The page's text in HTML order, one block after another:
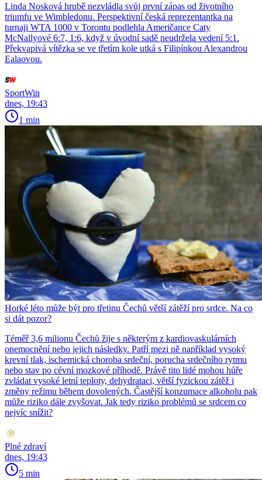
Linda Nosková hrubě nezvládla svůj první zápas od životního
triumfu ve Wimbledonu. Perspektivní česká reprezentantka na
turnaji WTA 1000 v Torontu podlehla Američance Caty
McNallyové 6:7, 1:6, když v úvodní sadě neudržela vedení 5:1.
Překvapivá vítězka se ve třetím kole utká s Filipínkou Alexandrou
Ealaovou.
SportWin
dnes, 19:43
1 min
Horké léto může být pro třetinu Čechů větší zátěží pro srdce. Na co
si dát pozor?
Téměř 3,6 milionu Čechů žije s některým z kardiovaskulárních
onemocnění nebo jejich následky. Patří mezi ně například vysoký
krevní tlak, ischemická choroba srdeční, porucha srdečního rytmu
nebo stav po cévní mozkové příhodě. Právě tito lidé mohou hůře
zvládat vysoké letní teploty, dehydrataci, větší fyzickou zátěž i
změny režimu během dovolených. Častější konzumace alkoholu pak
může riziko dále zvyšovat. Jak tedy riziko problémů se srdcem co
nejvíc snížit?
Plné zdraví
dnes, 19:43
5 min